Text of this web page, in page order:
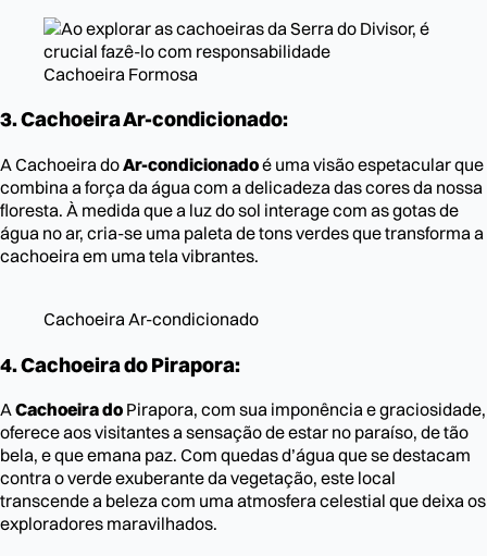
Cachoeira Formosa
3. Cachoeira Ar-condicionado:
A Cachoeira doAr-condicionadoé uma visão espetacular que
combina a força da água com a delicadeza das cores da nossa
floresta. À medida que a luz do sol interage com as gotas de
água no ar, cria-se uma paleta de tons verdes que transforma a
cachoeira em uma tela vibrantes.
Cachoeira Ar-condicionado
4. Cachoeira do Pirapora:
ACachoeira do Pirapora, com sua imponência e graciosidade,
oferece aos visitantes a sensação de estar no paraíso, de tão
bela, e que emana paz. Com quedas d’água que se destacam
contra o verde exuberante da vegetação, este local
transcende a beleza com uma atmosfera celestial que deixa os
exploradores maravilhados.